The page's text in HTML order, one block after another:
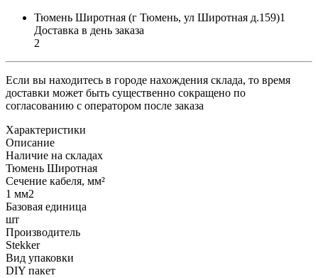
Тюмень Широтная (г Тюмень, ул Широтная д.159)1
Доставка в день заказа
2
Если вы находитесь в городе нахождения склада, то время
доставки может быть существенно сокращено по
согласованию с оператором после заказа
Характеристики
Описание
Наличие на складах
Тюмень Широтная
Сечение кабеля, мм²
1 мм2
Базовая единица
шт
Производитель
Stekker
Вид упаковки
DIY пакет